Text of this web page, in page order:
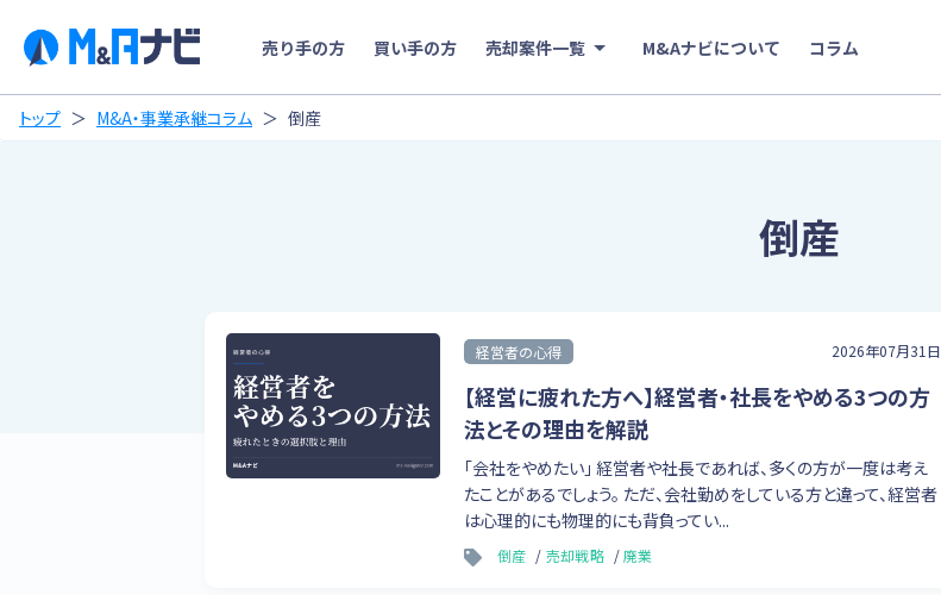
売り手の方 買い手の方 売却案件一覧 M&Aナビについて コラム
トップ M&A・事業承継コラム 倒産
倒産
経営者の心得 2026年07月31日
【経営に疲れた方へ】経営者・社長をやめる3つの方
法とその理由を解説
「会社をやめたい」 経営者や社長であれば、多くの方が一度は考え
たことがあるでしょう。 ただ、会社勤めをしている方と違って、経営者
は心理的にも物理的にも背負ってい...
倒産 売却戦略 廃業